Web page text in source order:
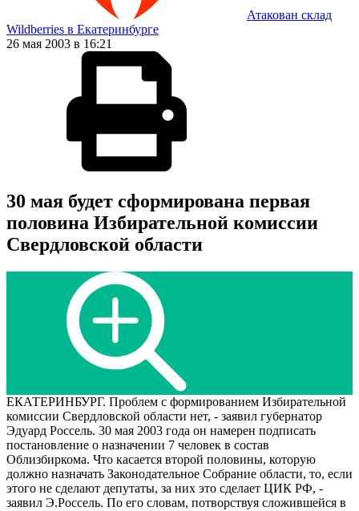
Атакован склад
Wildberries в Екатеринбурге
26 мая 2003 в 16:21
30 мая будет сформирована первая
половина Избирательной комиссии
Свердловской области
ЕКАТЕРИНБУРГ. Проблем с формированием Избирательной
комиссии Свердловской области нет, - заявил губернатор
Эдуард Россель. 30 мая 2003 года он намерен подписать
постановление о назначении 7 человек в состав
Облизбиркома. Что касается второй половины, которую
должно назначать Законодательное Собрание области, то, если
этого не сделают депутаты, за них это сделает ЦИК РФ, -
заявил Э.Россель. По его словам, потворствуя сложившейся в